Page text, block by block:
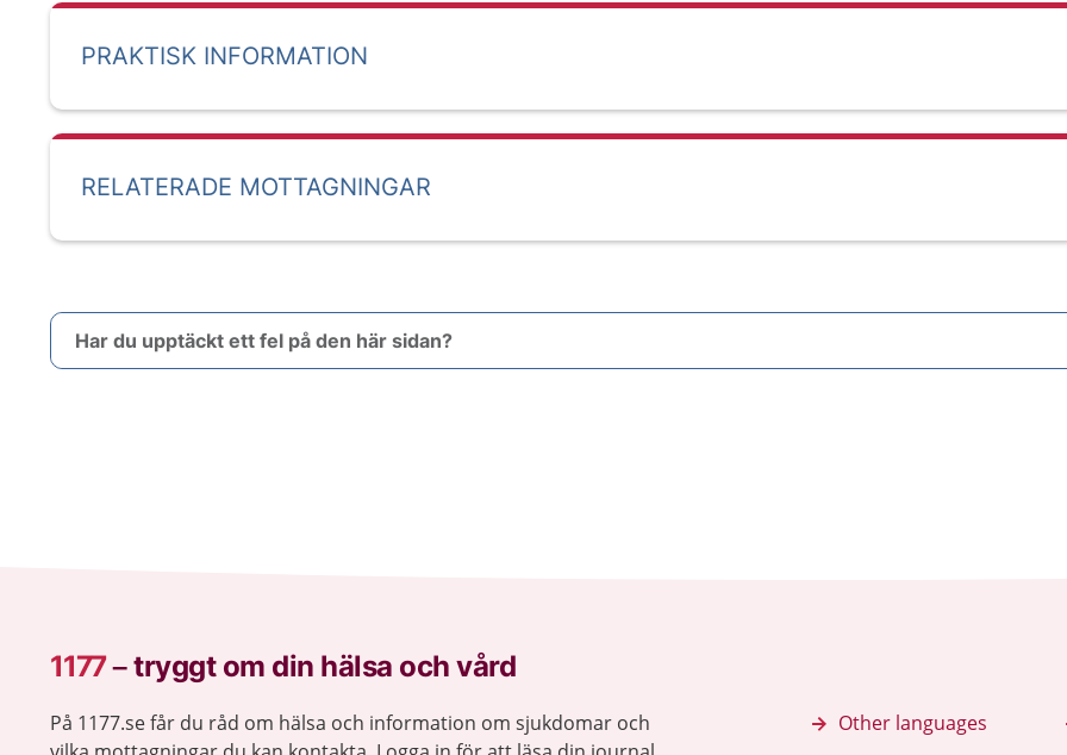
PRAKTISK INFORMATION
RELATERADE MOTTAGNINGAR
Har du upptäckt ett fel på den här sidan?
1177–tryggt om din hälsa och vård
På 1177.se får du råd om hälsa och information om sjukdomar och
Other languages